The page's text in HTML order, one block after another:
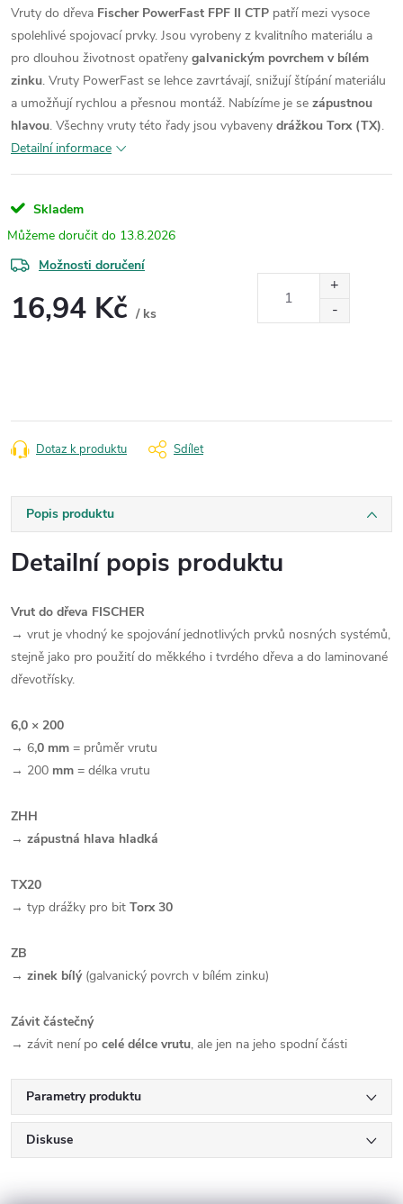
Vruty do dřeva Fischer PowerFast FPF II CTP patří mezi vysoce
spolehlivé spojovací prvky. Jsou vyrobeny z kvalitního materiálu a
pro dlouhou životnost opatřeny galvanickým povrchem v bílém
zinku. Vruty PowerFast se lehce zavrtávají, snižují štípání materiálu
a umožňují rychlou a přesnou montáž. Nabízíme je se zápustnou
hlavou. Všechny vruty této řady jsou vybaveny drážkou Torx (TX).
Detailní informace
Skladem
13.8.2026
Možnosti doručení
16,94 Kč / ks
Dotaz k produktu Sdílet
Popis produktu
Detailní popis produktu
Vrut do dřeva FISCHER
→ vrut je vhodný ke spojování jednotlivých prvků nosných systémů,
stejně jako pro použití do měkkého i tvrdého dřeva a do laminované
dřevotřísky.
6,0 × 200
→ 6,0 mm = průměr vrutu
→ 200 mm = délka vrutu
ZHH
→ zápustná hlava hladká
TX20
→ typ drážky pro bit Torx 30
ZB
→ zinek bílý (galvanický povrch v bílém zinku)
Závit částečný
→ závit není po celé délce vrutu, ale jen na jeho spodní části
Parametry produktu
Diskuse